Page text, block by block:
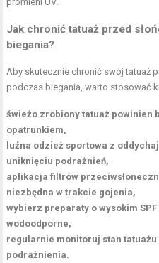
Jak chronić tatuaż przed
biegania?
Aby skutecznie chronić swój tatuaż
podczas biegania, warto stosować
świeżo zrobiony tatuaż powinien
opatrunkiem,
luźna odzież sportowa z
uniknięciu podrażnień,
aplikacja filtrów
niezbędna w trakcie gojenia,
wybierz preparaty o wysokim
wodoodporne,
regularnie monitoruj stan
podrażnienia.